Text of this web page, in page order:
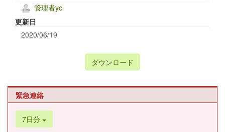
管理者yo
更新日
2020/06/19
ダウンロード
緊急連絡
7日分